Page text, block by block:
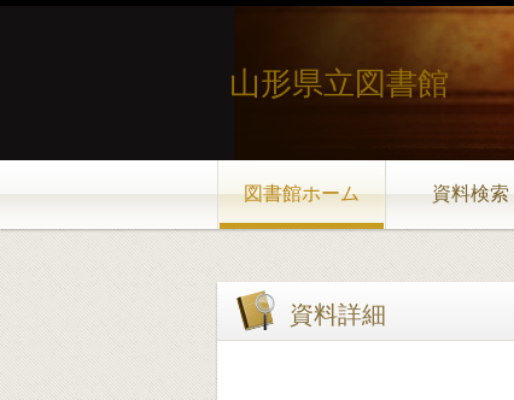
山形県立図書館
図書館ホーム 資料検索
資料詳細